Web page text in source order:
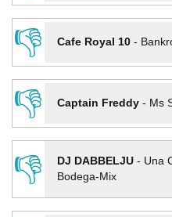
👎
Cafe Royal 10-
👎
Captain Freddy- Ms
👎
DJ DABBELJU- Una
Bodega-Mix